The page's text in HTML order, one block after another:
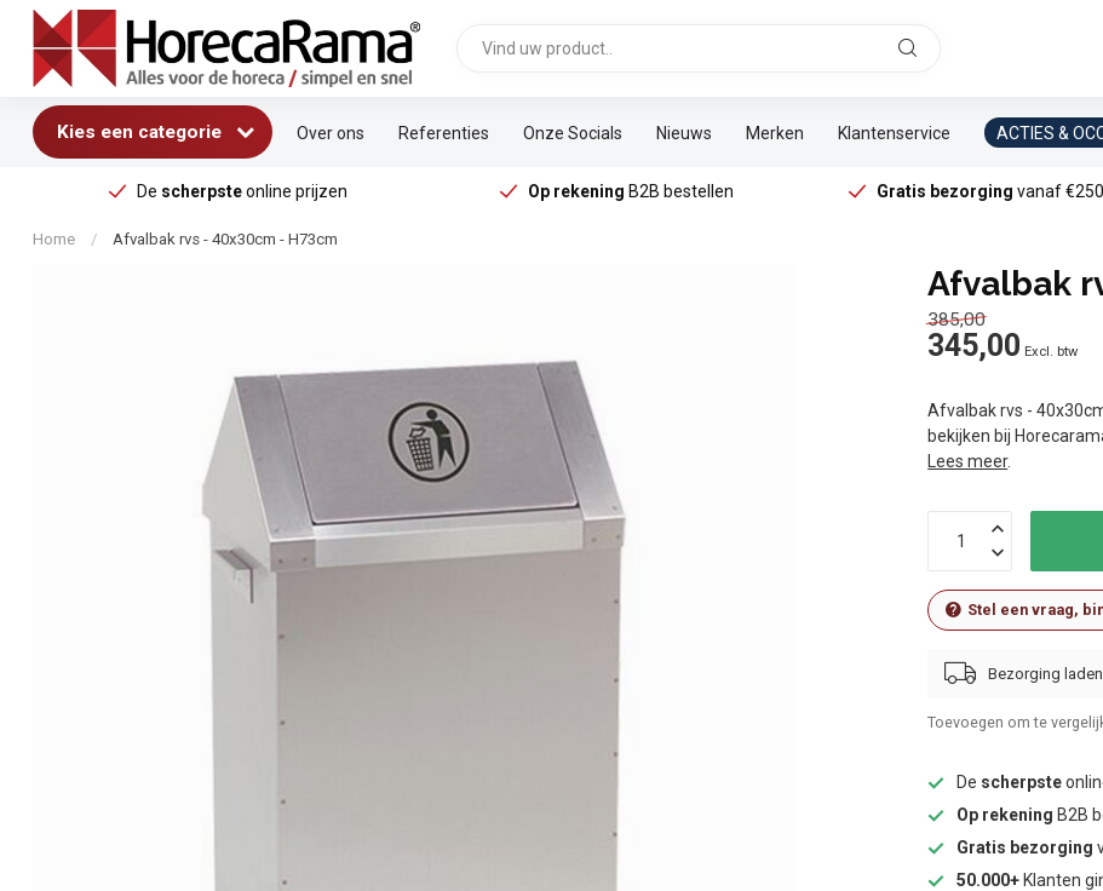
Kies een categorie Over ons Referenties Onze Socials Nieuws Merken Klantenservice ACTIES &
De scherpsteonline prijzen Op rekening B2B bestellen Gratis bezorging vanaf
Home / Afvalbak rvs - 40x30cm - H73cm
Afvalbak
385,00
345,00 Excl. btw
Afvalbak rvs -
bekijken bij
Lees meer.
Stel een vraag,
Bezorging
Toevoegen om te
De scherpste
Op rekening B2B
Gratis bezorging
50.000+ Klanten